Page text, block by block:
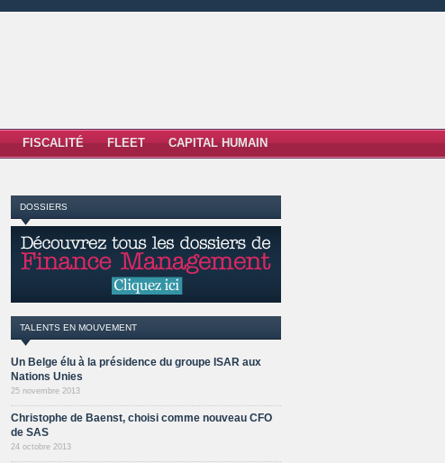
FISCALITÉ FLEET CAPITAL HUMAIN
DOSSIERS
TALENTS EN MOUVEMENT
Un Belge élu à la présidence du groupe ISAR aux
Nations Unies
25 novembre 2013
Christophe de Baenst, choisi comme nouveau CFO
de SAS
24 octobre 2013